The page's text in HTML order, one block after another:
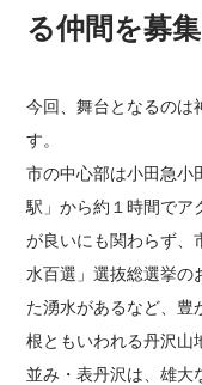
る仲間を募集
今回、舞台となるのは
す。
市の中心部は小田急小
駅」から約１時間でア
が良いにも関わらず、
水百選」選抜総選挙の
た湧水があるなど、豊
根ともいわれる丹沢山
並み・表丹沢は、雄大